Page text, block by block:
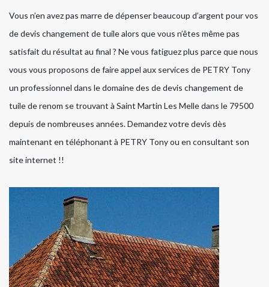
Vous n’en avez pas marre de dépenser beaucoup d’argent pour vos
de devis changement de tuile alors que vous n’êtes même pas
satisfait du résultat au final ? Ne vous fatiguez plus parce que nous
vous vous proposons de faire appel aux services de PETRY Tony
un professionnel dans le domaine des de devis changement de
tuile de renom se trouvant à Saint Martin Les Melle dans le 79500
depuis de nombreuses années. Demandez votre devis dès
maintenant en téléphonant à PETRY Tony ou en consultant son
site internet !!